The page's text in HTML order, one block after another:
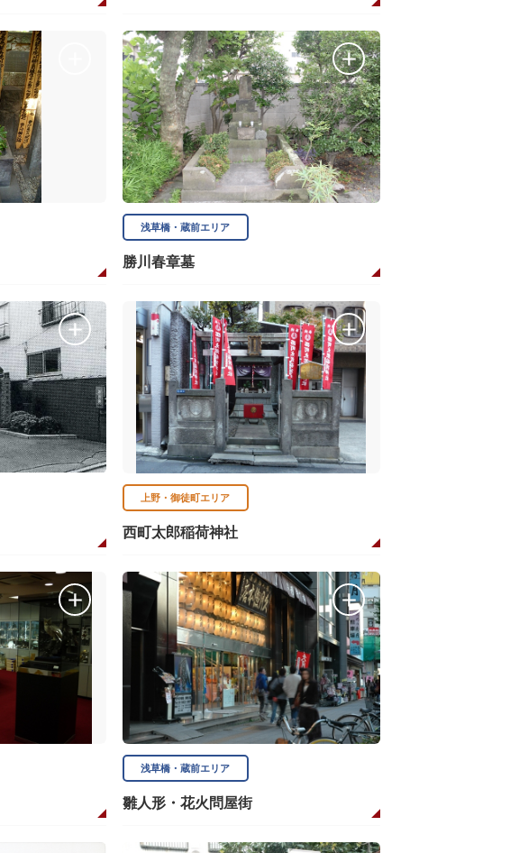
浅草橋・蔵前エリア
勝川春章墓
上野・御徒町エリア
西町太郎稲荷神社
浅草橋・蔵前エリア
雛人形・花火問屋街